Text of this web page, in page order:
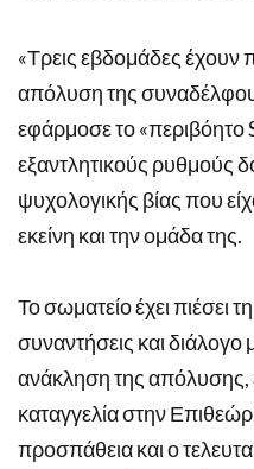
«Τρεις εβδομάδες έχουν
απόλυση της
εφάρμοσε το «περιβόητο
εξαντλητικούς ρυθμούς
ψυχολογικής βίας που
εκείνη και την ομάδα της.
Το σωματείο έχει πιέσει
συναντήσεις και
ανάκληση της απόλυσης,
καταγγελία στην
προσπάθεια και ο